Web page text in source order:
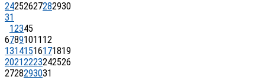
24252627282930
31
12345
67891011 12
13141516171819
20212223242526
2728293031